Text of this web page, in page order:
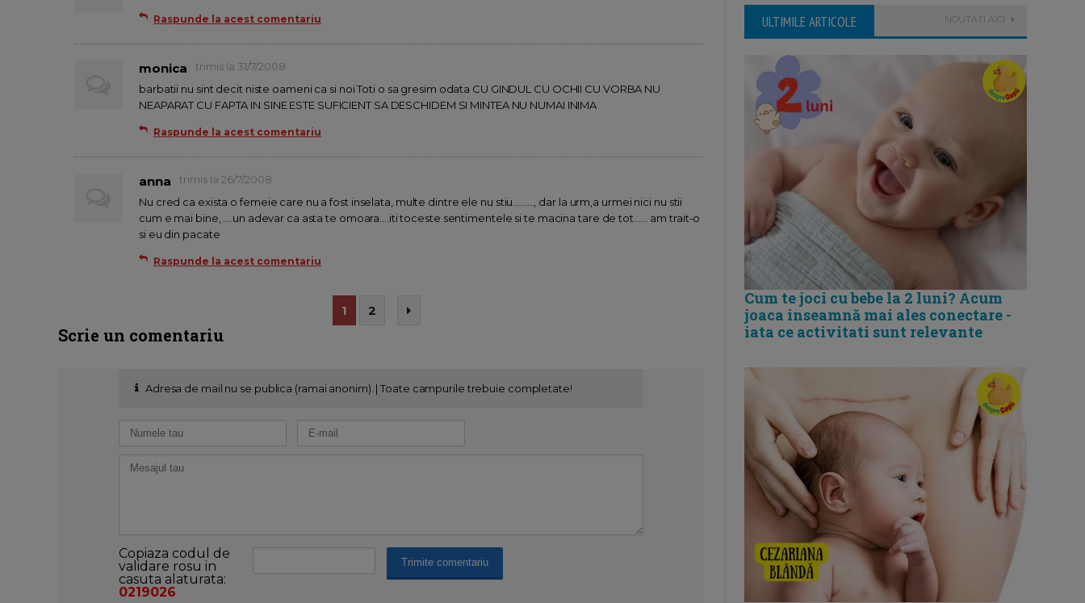
Raspunde la acest comentariu
monica
trimis la 31/7/2008
barbatii nu sint decit niste oameni ca si noi Toti o sa gresim odata CU GINDUL CU OCHII CU VORBA NU
NEAPARAT CU FAPTA IN SINE ESTE SUFICIENT SA DESCHIDEM SI MINTEA NU NUMAI INIMA
Raspunde la acest comentariu
anna
trimis la 26/7/2008
Nu cred ca exista o femeie care nu a fost inselata, multe dintre ele nu stiu........., dar la urm,a urmei nici nu stii
cum e mai bine, ....un adevar ca asta te omoara....iti toceste sentimentele si te macina tare de tot...... am trait-o
si eu din pacate
Raspunde la acest comentariu
1 2
Scrie un comentariu
Adresa de mail nu se publica (ramai anonim). | Toate campurile trebuie completate!
Copiaza codul de
validare rosu in
casuta alaturata:
0219026
ULTIMILE ARTICOLE NOUTATI AICI
Cum te joci cu bebe la 2 luni? Acum
joaca inseamnă mai ales conectare -
iata ce activitati sunt relevante